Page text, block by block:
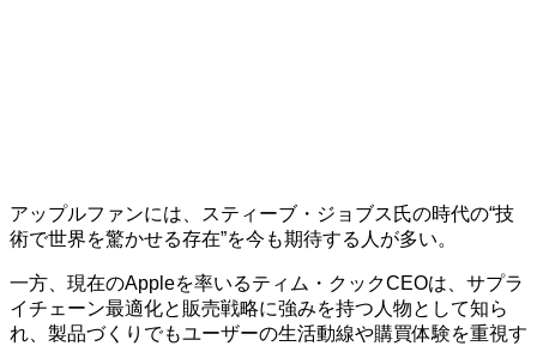
アップルファンには、スティーブ・ジョブス氏の時代の“技
術で世界を驚かせる存在”を今も期待する人が多い。
一方、現在のAppleを率いるティム・クックCEOは、サプラ
イチェーン最適化と販売戦略に強みを持つ人物として知ら
れ、製品づくりでもユーザーの生活動線や購買体験を重視す